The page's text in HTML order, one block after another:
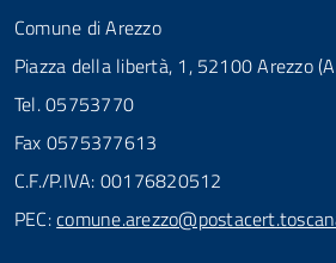
Comune di Arezzo
Piazza della libertà, 1, 52100 Arezzo
Tel. 05753770
Fax 0575377613
C.F./P.IVA: 00176820512
PEC: